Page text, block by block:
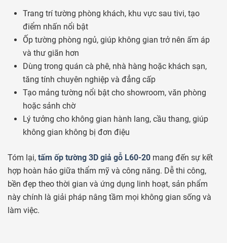
Trang trí tường phòng khách, khu vực sau tivi, tạo
điểm nhấn nổi bật
Ốp tường phòng ngủ, giúp không gian trở nên ấm áp
và thư giãn hơn
Dùng trong quán cà phê, nhà hàng hoặc khách sạn,
tăng tính chuyên nghiệp và đẳng cấp
Tạo mảng tường nổi bật cho showroom, văn phòng
hoặc sảnh chờ
Lý tưởng cho không gian hành lang, cầu thang, giúp
không gian không bị đơn điệu
Tóm lại, tấm ốp tường 3D giả gỗ L60-20 mang đến sự kết
hợp hoàn hảo giữa thẩm mỹ và công năng. Dễ thi công,
bền đẹp theo thời gian và ứng dụng linh hoạt, sản phẩm
này chính là giải pháp nâng tầm mọi không gian sống và
làm việc.